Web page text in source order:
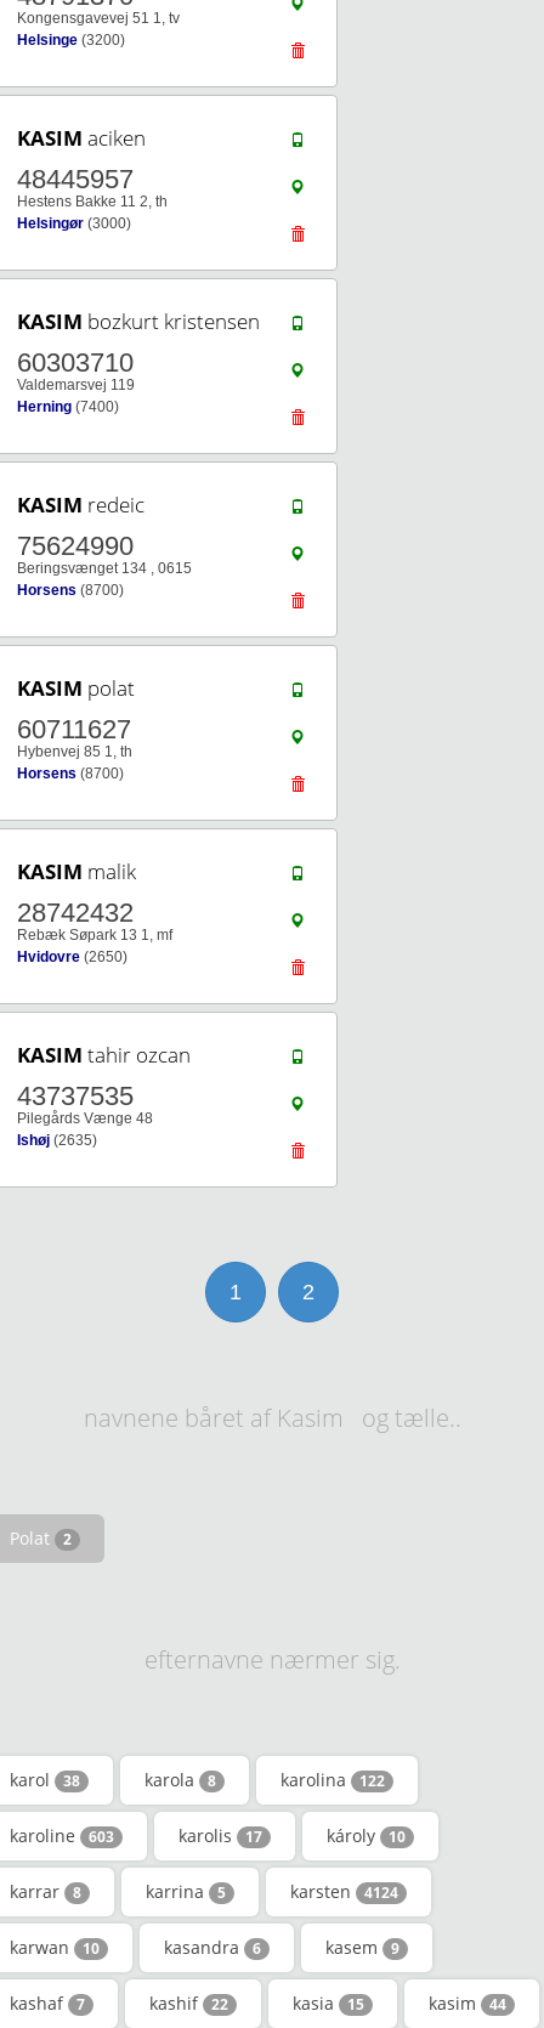
Kongensgavevej 51 1, tv
Helsinge (3200)
KASIM aciken
48445957
Hestens Bakke 11 2, th
Helsingør (3000)
KASIM bozkurt kristensen
60303710
Valdemarsvej 119
Herning (7400)
KASIM redeic
75624990
Beringsvænget 134 , 0615
Horsens (8700)
KASIM polat
60711627
Hybenvej 85 1, th
Horsens (8700)
KASIM malik
28742432
Rebæk Søpark 13 1, mf
Hvidovre (2650)
KASIM tahir ozcan
43737535
Pilegårds Vænge 48
Ishøj (2635)
1 2
navnene båret af Kasim og tælle..
Polat 2
efternavne nærmer sig.
karol 38 karola 8 karolina 122
karoline 603 karolis 17 károly 10
karrar 8 karrina 5 karsten 4124
karwan 10 kasandra 6 kasem 9
kashaf 7 kashif 22 kasia 15 kasim 44